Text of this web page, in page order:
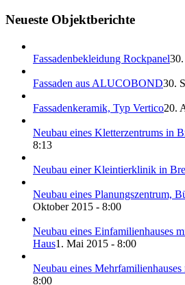
Neueste Objektberichte
Fassadenbekleidung Rockpanel
Fassaden aus ALUCOBOND30.
Fassadenkeramik, Typ Vertico20.
Neubau eines Kletterzentrums in
8:13
Neubau einer Kleintierklinik in
Neubau eines Planungszentrum,
Oktober 2015 - 8:00
Neubau eines Einfamilienhauses
Haus1. Mai 2015 - 8:00
Neubau eines
8:00